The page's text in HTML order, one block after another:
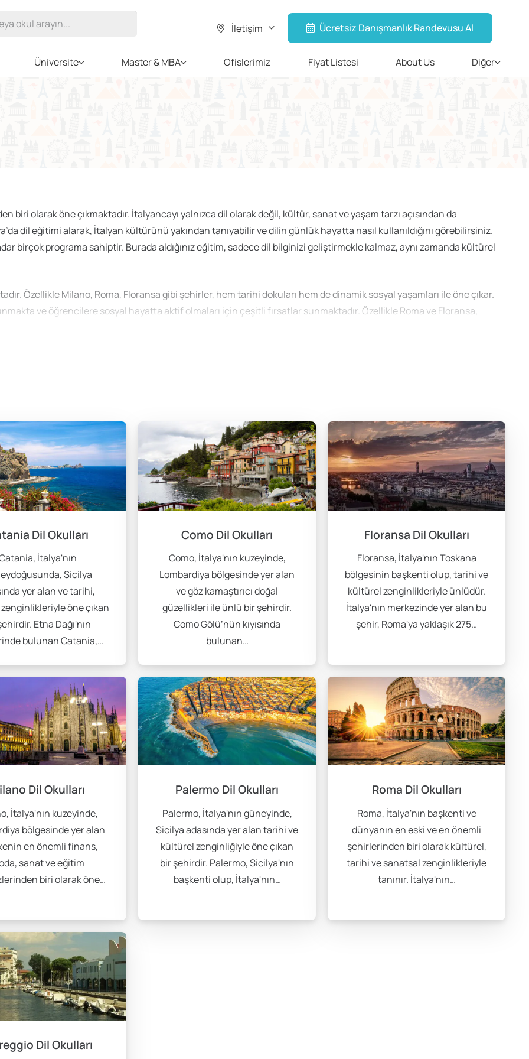
İletişim Ücretsiz Danışmanlık Randevusu Al
Üniversite Master & MBA Ofislerimiz Fiyat Listesi About Us Diğer
olarak öne çıkmaktadır. İtalyancayı yalnızca dil olarak değil, kültür, sanat ve yaşam tarzı açısından da
dil eğitimi alarak, İtalyan kültürünü yakından tanıyabilir ve dilin günlük hayatta nasıl kullanıldığını görebilirsiniz.
birçok programa sahiptir. Burada aldığınız eğitim, sadece dil bilginizi geliştirmekle kalmaz, aynı zamanda kültürel
Özellikle Milano, Roma, Floransa gibi şehirler, hem tarihi dokuları hem de dinamik sosyal yaşamları ile öne çıkar.
ve öğrencilere sosyal hayatta aktif olmaları için çeşitli fırsatlar sunmaktadır. Özellikle Roma ve Floransa,
Programların içerikleri, dili en etkili şekilde öğrenmenize katkı sağlamak için titizlikle hazırlanmıştır.
fiyatlarını doğrudan etkileyen bir faktördür. Örneğin, dört haftalık bir dil kursunun maliyeti 750 EUR ile 1,500 EUR
ve kurs türüne göre değişiklik gösterebilir.
da sunmaktadır. Uzaktan eğitim imkanı sayesinde, kendi evinizin konforunda İtalyan dilini öğrenmeye
daha uygun fiyatlıdır ve esnek bir öğrenme imkanı sağlar. Bu nedenle, sizin için en uygun olan yöntemi seçebilir
avantajlar sunmaktadır. Bu durum, dili pratik yapma ve günlük hayatta kullanma fırsatını beraberinde getirir.
zamanda kültürel alışveriş de sağlar. Bu tür bir konaklama, dil becerilerinin hızla gelişmesine katkı sağlar.
bir seçenektir. Farklı milletlerden gelen arkadaşlarla tanışmanıza olanak tanır. Apart konaklama ise daha
birlikte kalabilirsiniz. Yurtlarda ve apartlarda kalmanın maliyetleri, ailenin yanında kalmaya kıyasla
bir seçenek olabilir. Özellikle kısa süreli konaklamalarda, otel seçenekleri rahatlığınız açısından fayda sağlayabilir.
sunar. Bu oteller, hem ulaşım açısından merkezi noktalarda bulunmaktadır hem de çeşitli fiyat seçenekleri
otobüs, tramvay ve metro gibi seçenekler mevcuttur. Sağlık sigortası, İtalya’da eğitim alan herkes için
mutlaka bir sağlık sigortası yaptırmanız gerekmektedir. İtalya’nın sağlık sistemi, dünya genelinde yüksek bir üne
Dil Okulları
İtalya'nın
Sicilya
yer alan ve tarihi,
öne çıkan
Etna Dağı'nın
bulunan Catania,…
Como Dil Okulları
Como, İtalya'nın kuzeyinde,
Lombardiya bölgesinde yer alan
ve göz kamaştırıcı doğal
güzellikleri ile ünlü bir şehirdir.
Como Gölü’nün kıyısında
bulunan…
Floransa Dil Okulları
Floransa, İtalya'nın Toskana
bölgesinin başkenti olup, tarihi ve
kültürel zenginlikleriyle ünlüdür.
İtalya'nın merkezinde yer alan bu
şehir, Roma'ya yaklaşık 275…
Dil Okulları
İtalya'nın kuzeyinde,
bölgesinde yer alan
en önemli finans,
sanat ve eğitim
biri olarak öne…
Palermo Dil Okulları
Palermo, İtalya'nın güneyinde,
Sicilya adasında yer alan tarihi ve
kültürel zenginliğiyle öne çıkan
bir şehirdir. Palermo, Sicilya'nın
başkenti olup, İtalya'nın…
Roma Dil Okulları
Roma, İtalya'nın başkenti ve
dünyanın en eski ve en önemli
şehirlerinden biri olarak kültürel,
tarihi ve sanatsal zenginlikleriyle
tanınır. İtalya'nın…
Dil Okulları